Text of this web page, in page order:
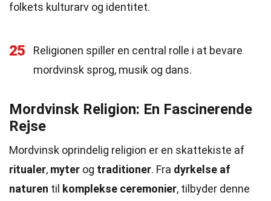
folkets kulturarv og identitet.
25
Religionen spiller en central rolle i at bevare
mordvinsk sprog, musik og dans.
Mordvinsk Religion: En Fascinerende
Rejse
Mordvinsk oprindelig religion er en skattekiste af
ritualer, myter og traditioner. Fra dyrkelse af
naturen til komplekse ceremonier, tilbyder denne